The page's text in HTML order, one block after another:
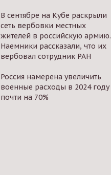
В сентябре на Кубе раскрыли
сеть вербовки местных
жителей в российскую армию.
Наемники рассказали, что их
вербовал сотрудник РАН
Россия намерена увеличить
военные расходы в 2024 году
почти на 70%